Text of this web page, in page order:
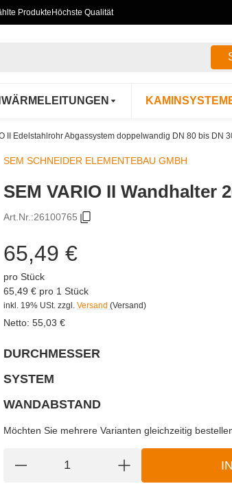
Produkte Höchste Qualität
II Edelstahlrohr Abgassystem doppelwandig DN 80 bis DN
SEM SCHNEIDER ELEMENTEBAU GMBH
SEM VARIO II Wandhalter
Art.Nr.:26100765
65,49 €
pro Stück
65,49 € pro 1 Stück
inkl. 19% USt. zzgl. Versand (Versand)
Netto: 55,03 €
DURCHMESSER
SYSTEM
WANDABSTAND
Möchten Sie mehrere Varianten gleichzeitig